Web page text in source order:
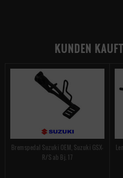
KUNDEN
Bremspedal Suzuki OEM, Suzuki GSX-
R/S ab Bj. 17